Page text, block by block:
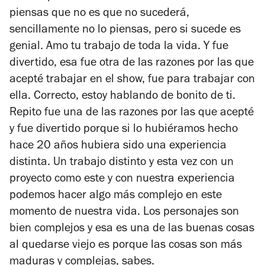
piensas que no es que no sucederá,
sencillamente no lo piensas, pero si sucede es
genial. Amo tu trabajo de toda la vida. Y fue
divertido, esa fue otra de las razones por las que
acepté trabajar en el show, fue para trabajar con
ella. Correcto, estoy hablando de bonito de ti.
Repito fue una de las razones por las que acepté
y fue divertido porque si lo hubiéramos hecho
hace 20 años hubiera sido una experiencia
distinta. Un trabajo distinto y esta vez con un
proyecto como este y con nuestra experiencia
podemos hacer algo más complejo en este
momento de nuestra vida. Los personajes son
bien complejos y esa es una de las buenas cosas
al quedarse viejo es porque las cosas son más
maduras y complejas, sabes.